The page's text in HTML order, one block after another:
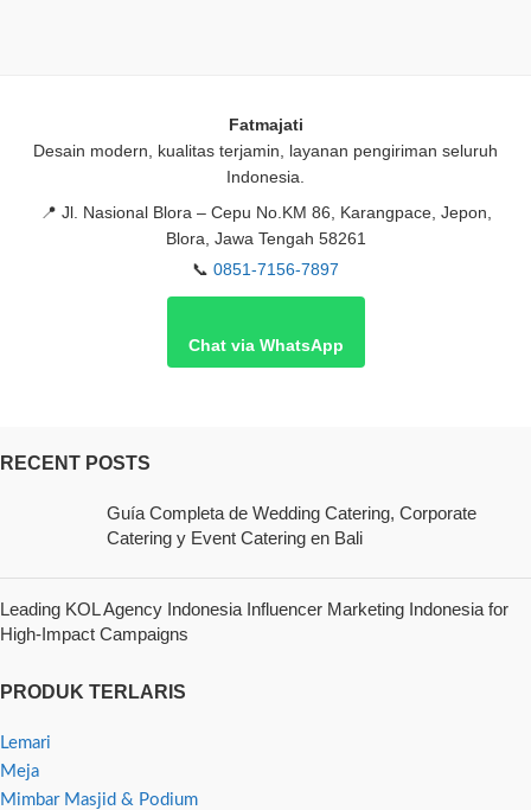
Fatmajati
Desain modern, kualitas terjamin, layanan pengiriman seluruh
Indonesia.
📍 Jl. Nasional Blora – Cepu No.KM 86, Karangpace, Jepon,
Blora, Jawa Tengah 58261
📞 0851-7156-7897
Chat via WhatsApp
RECENT POSTS
Guía Completa de Wedding Catering, Corporate
Catering y Event Catering en Bali
Leading KOL Agency Indonesia Influencer Marketing Indonesia for
High-Impact Campaigns
PRODUK TERLARIS
Lemari
Meja
Mimbar Masjid & Podium